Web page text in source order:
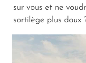
sur vous et ne
sortilège plus doux